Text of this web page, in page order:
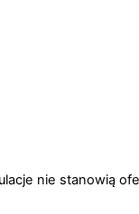
nie stanowią